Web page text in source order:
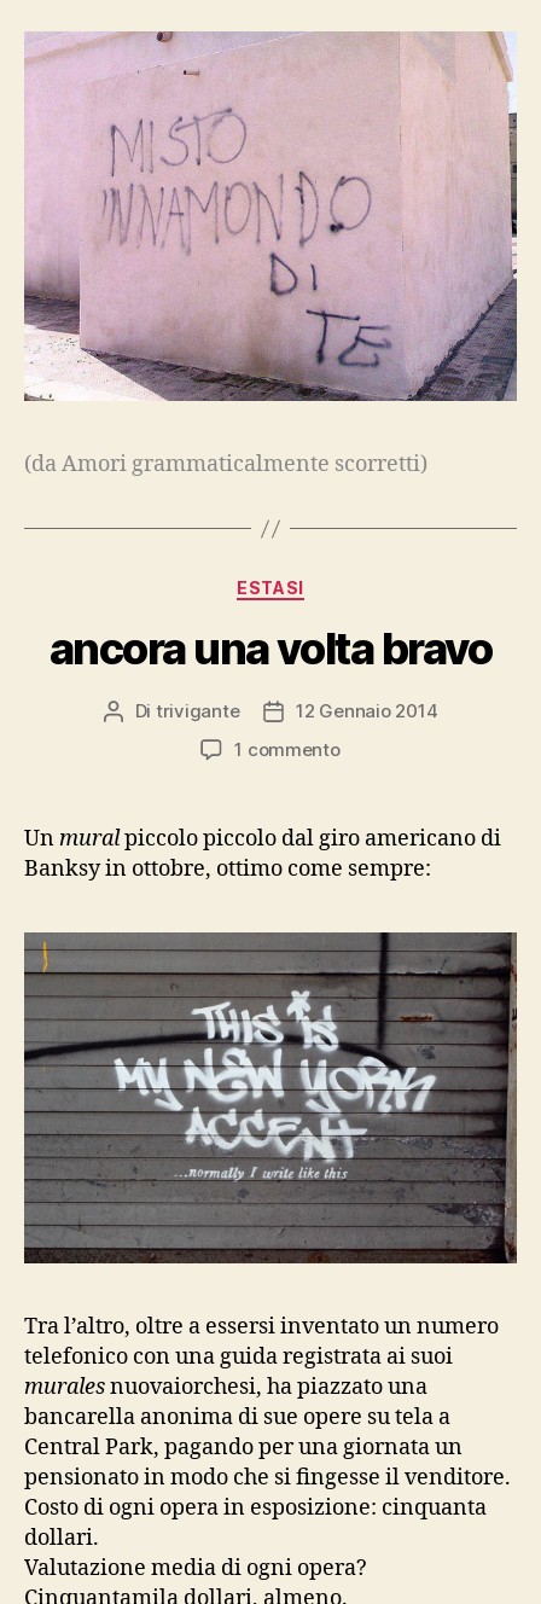
(da Amori grammaticalmente scorretti)
Categorie
ESTASI
ancora una volta bravo
Autore
Di trivigante
Data
dell'articolo
12 Gennaio 2014
1 commentosu
volta
Unmuralpiccolo piccolo dal giro americano di
Banksy in ottobre, ottimo come sempre:
Tra l’altro, oltre a essersi inventato un numero
telefonico con una guida registrata ai suoi
muralesnuovaiorchesi, ha piazzato una
bancarella anonima di sue opere su tela a
Central Park, pagando per una giornata un
pensionato in modo che si fingesse il venditore.
Costo di ogni opera in esposizione: cinquanta
dollari.
Valutazione media di ogni opera?